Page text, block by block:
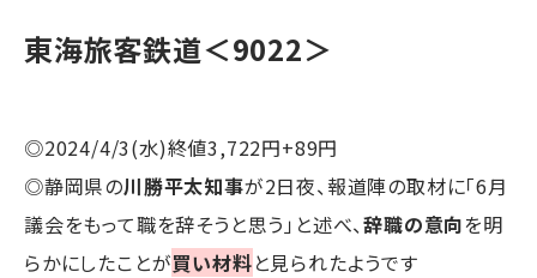
東海旅客鉄道＜9022＞
◎2024/4/3(水)終値3,722円+89円
◎静岡県の川勝平太知事が2日夜、報道陣の取材に「6月
議会をもって職を辞そうと思う」と述べ、辞職の意向を明
らかにしたことが買い材料と見られたようです